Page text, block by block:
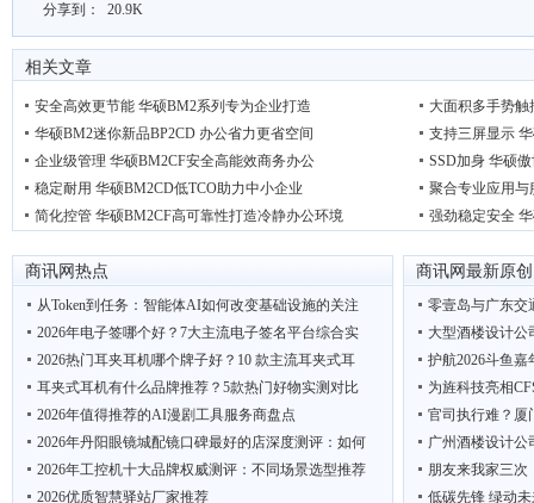
分享到： 20.9K
相关文章
安全高效更节能 华硕BM2系列专为企业打造
华硕BM2迷你新品BP2CD 办公省力更省空间
企业级管理 华硕BM2CF安全高能效商务办公
稳定耐用 华硕BM2CD低TCO助力中小企业
简化控管 华硕BM2CF高可靠性打造冷静办公环境
大面积多手势触
支持三屏显示
SSD加身 华硕
聚合专业应用与
强劲稳定安全
商讯网热点
从Token到任务：智能体AI如何改变基础设施的关注
2026年电子签哪个好？7大主流电子签名平台综合实
2026热门耳夹耳机哪个牌子好？10 款主流耳夹式耳
耳夹式耳机有什么品牌推荐？5款热门好物实测对比
2026年值得推荐的AI漫剧工具服务商盘点
2026年丹阳眼镜城配镜口碑最好的店深度测评：如何
2026年工控机十大品牌权威测评：不同场景选型推荐
2026优质智慧驿站厂家推荐
商讯网最新原创
零壹岛与广东交
大型酒楼设计公
护航2026斗鱼
为旌科技亮相
官司执行难？厦
广州酒楼设计公
朋友来我家三次
低碳先锋 绿动